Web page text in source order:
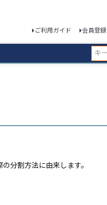
ご利用ガイド 会員登録
分割方法に由来します。